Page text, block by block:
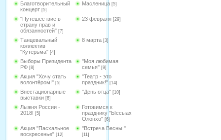
Благотворительный
концерт [5]
Масленица [5]
"Путешествие в
страну прав и
обязанностей" [7]
23 февраля [29]
Танцевальный
коллектив
"Кутерьма" [4]
8 марта [3]
Выборы Президента
РФ [8]
"Моя любимая
семья" [9]
Акция "Хочу стать
волонтёром!" [5]
"Театр - это
праздник!" [14]
Внестационарные
выставки [8]
"День отца" [10]
Лыжня России -
2018! [5]
Готовимся к
празднику "Ыссыах
Олонхо" [6]
Акция "Пасхальное
воскресенье" [12]
"Встреча Весны "
[11]